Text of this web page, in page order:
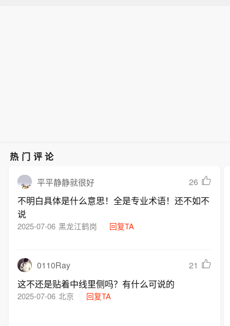
热门评论
平平静静就很好 26
不明白具体是什么意思！全是专业术语！还不如不
说
2025-07-06 黑龙江鹤岗 回复TA
0110Ray 21
这不还是贴着中线里侧吗？有什么可说的
2025-07-06 北京 回复TA